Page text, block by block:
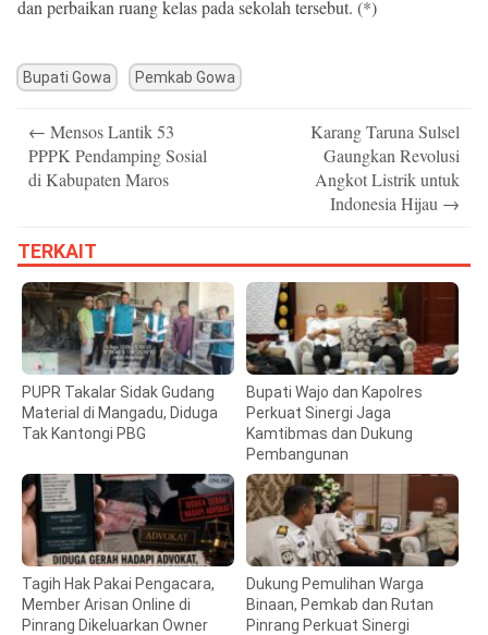
dan perbaikan ruang kelas pada sekolah tersebut. (*)
Bupati Gowa Pemkab Gowa
navigation
← Mensos Lantik 53
PPPK Pendamping Sosial
di Kabupaten Maros
Karang Taruna Sulsel
Gaungkan Revolusi
Angkot Listrik untuk
Indonesia Hijau →
TERKAIT
PUPR Takalar Sidak Gudang
Material di Mangadu, Diduga
Tak Kantongi PBG
Bupati Wajo dan Kapolres
Perkuat Sinergi Jaga
Kamtibmas dan Dukung
Pembangunan
Tagih Hak Pakai Pengacara,
Member Arisan Online di
Pinrang Dikeluarkan Owner
Dukung Pemulihan Warga
Binaan, Pemkab dan Rutan
Pinrang Perkuat Sinergi